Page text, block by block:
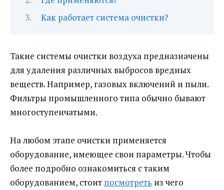
Как работает система очистки?
Такие системы очистки воздуха предназначены
для удаления различных выбросов вредных
веществ. Например, газовых включений и пыли.
Фильтры промышленного типа обычно бывают
многоступенчатыми.
На любом этапе очистки применяется
оборудование, имеющее свои параметры. Чтобы
более подробно ознакомиться с таким
оборудованием, стоит посмотреть из чего